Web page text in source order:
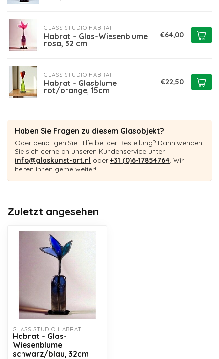
GLASS STUDIO HABRAT
Habrat – Glas-Wiesenblume
rosa, 32 cm
€64,00
GLASS STUDIO HABRAT
Habrat - Glasblume
rot/orange, 15cm
€22,50
Haben Sie Fragen zu diesem Glasobjekt?
Oder benötigen Sie Hilfe bei der Bestellung? Dann wenden
Sie sich gerne an unseren Kundenservice unter
info@glaskunst-art.nl oder +31 (0)6-17854764. Wir
helfen Ihnen gerne weiter!
Zuletzt angesehen
GLASS STUDIO HABRAT
Habrat – Glas-
Wiesenblume
schwarz/blau, 32cm